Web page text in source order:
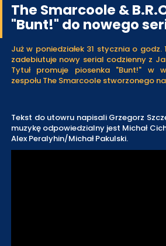
The Smarcoole &
"Bunt!" do nowego
Już w poniedziałek 31 stycznia o godz.
zadebiutuje nowy serial codzienny z
Tytuł promuje piosenka "Bunt!" w
zespołu The Smarcoole stworzonego
Tekst do utowru napisali Grzegorz
muzykę odpowiedzialny jest Michał
Alex Peralyhin/Michał Pakulski.